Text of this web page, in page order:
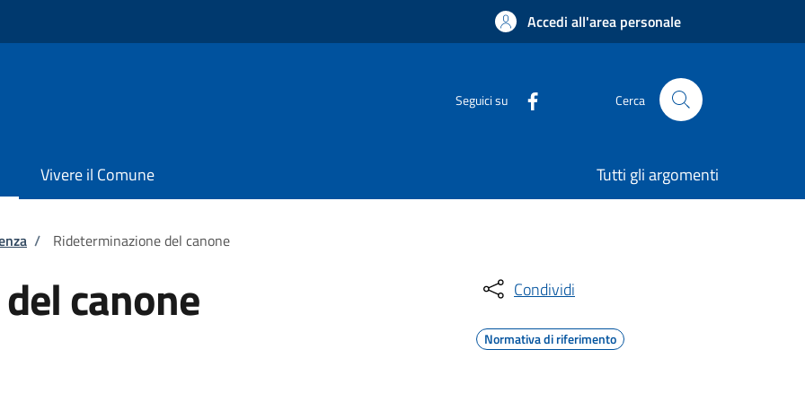
Accedi all'area personale
Seguici su Cerca
Vivere il Comune Tutti gli argomenti
/ Rideterminazione del canone
canone Condividi
Normativa di riferimento